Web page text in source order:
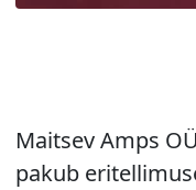
Maitsev Amps
pakub